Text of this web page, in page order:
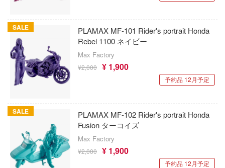
SALE
PLAMAX MF-101 Rider's portrait Honda
Rebel 1100 ネイビー
Max Factory
¥2,000 ¥ 1,900
予約品 12月予定
SALE
PLAMAX MF-102 Rider's portrait Honda
Fusion ターコイズ
Max Factory
¥2,000 ¥ 1,900
予約品 12月予定
城・文化財
ドール
自動車メーカー別
その他完成品モデル
コレクショントイ
デカール・シール・ステッカー
メンテナンス
自作用素材・部品
ディスプレイ用品
IdentityV 第五人格 (アイデンティティV)
アイドルマスター
蒼き流星SPTレイズナー
あつまれ どうぶつの森
アークナイツ
アイドリッシュセブン
飛行機・ヘリ
戦車・軍用車両
船・潜水艦
建物・城
アワートレジャー
Armabianca
アルマホビー(ビーバーコーポレーション)
アルゴ舎
ARCADIA
IDAPテクノロジー(バウマン)
シリーズ
・コア
嫌なので防御力に極振りしたいと思いま
イニシャルD)
ァイルジャパン
教材社
ュ・ルージュ